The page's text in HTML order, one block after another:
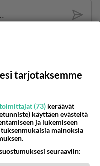
Siinäpä se kysymys on otsikossa. Mitäpä siis tuot/toisit pöytään parisuhteessa? Oletko mies vai nainen? Koetko sen mitä
1422
tarjotaksemme
(73) keräävät
käyttäen evästeitä
ja lukemiseen
mainoksia
seuraaviin: